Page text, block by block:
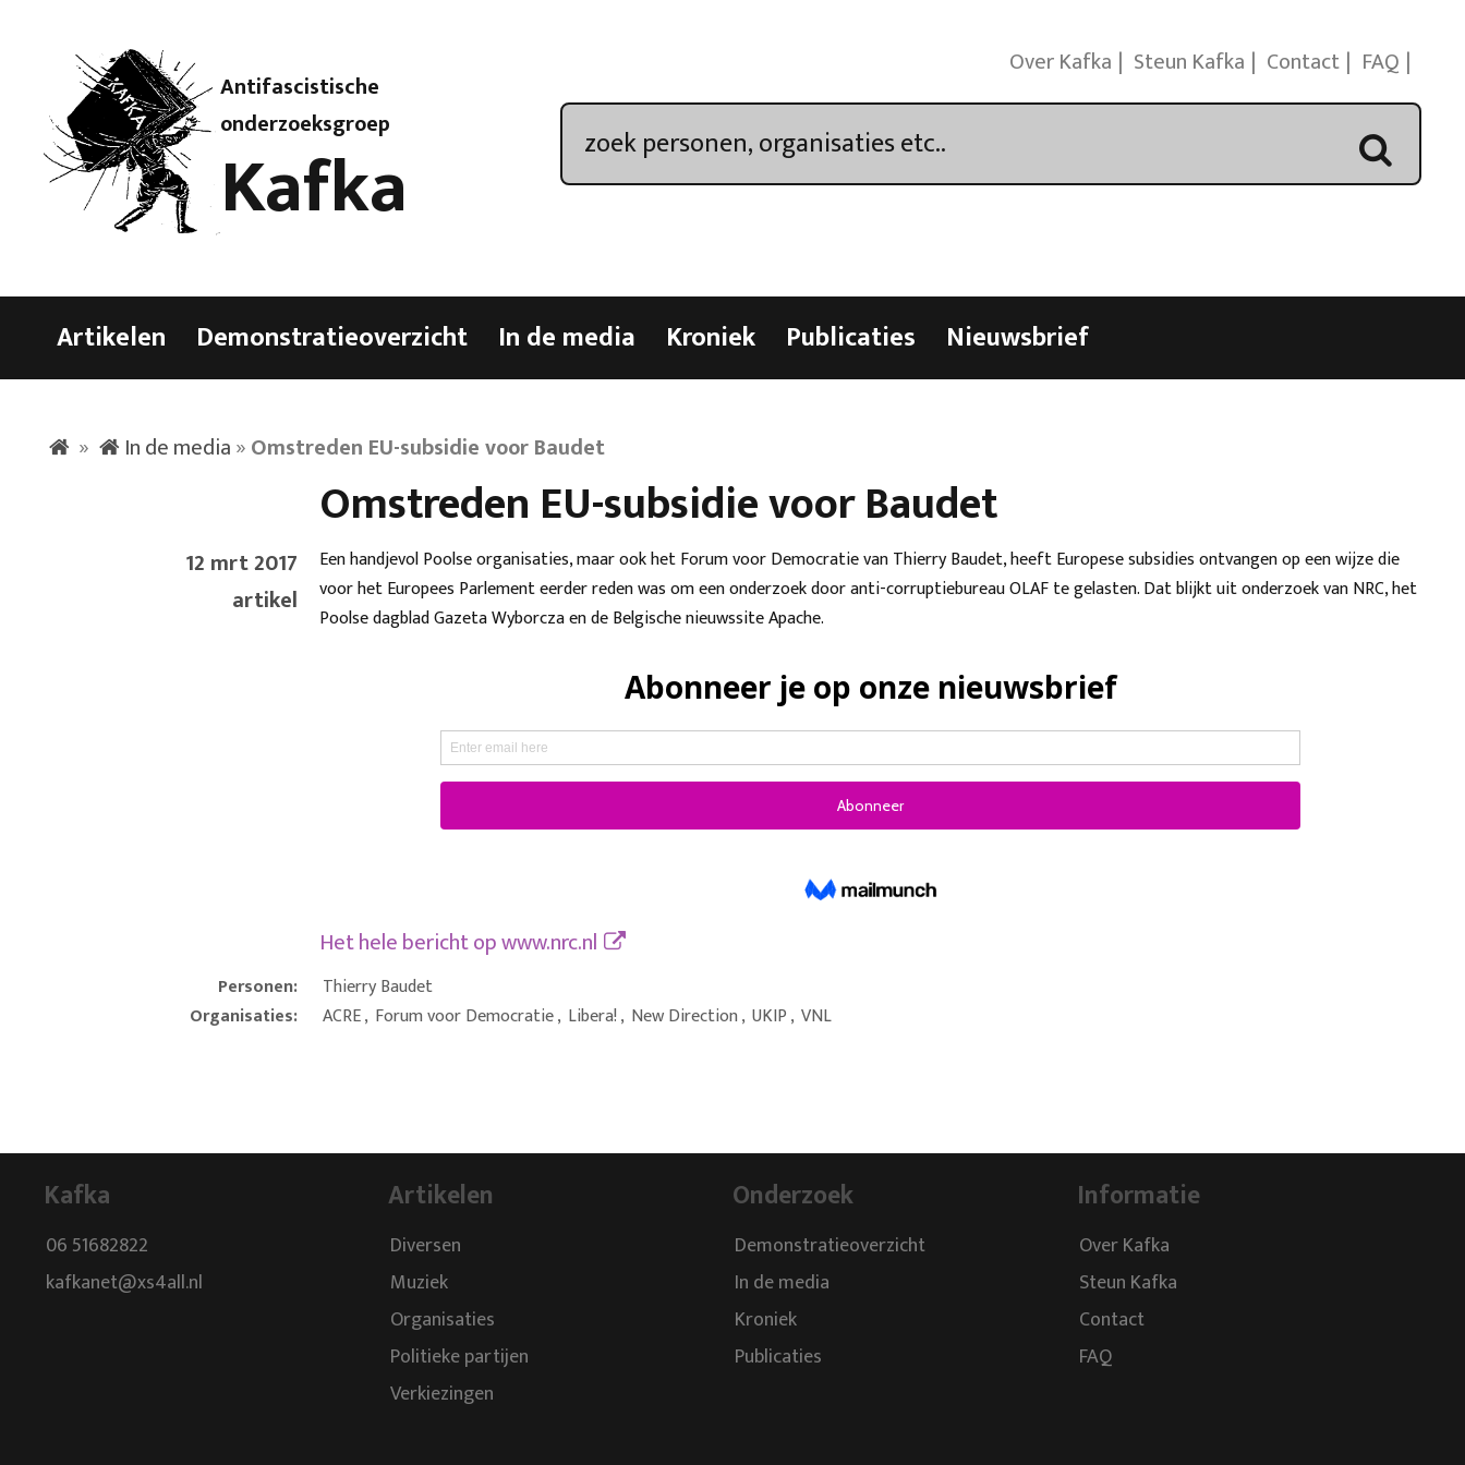
Antifascistische
onderzoeksgroep
Kafka
Over Kafka Steun Kafka Contact FAQ
Artikelen Demonstratieoverzicht In de media Kroniek Publicaties Nieuwsbrief
» In de media»Omstreden EU-subsidie voor Baudet
Omstreden EU-subsidie voor Baudet
12 mrt 2017
artikel
Een handjevol Poolse organisaties, maar ook het Forum voor Democratie van Thierry Baudet, heeft Europese subsidies ontvangen op een wijze die
voor het Europees Parlement eerder reden was om een onderzoek door anti-corruptiebureau OLAF te gelasten. Dat blijkt uit onderzoek van NRC, het
Poolse dagblad Gazeta Wyborcza en de Belgische nieuwssite Apache.
Het hele bericht opwww.nrc.nl
Personen:
Thierry Baudet
Organisaties:
ACRE, Forum voor Democratie, Libera!, New Direction, UKIP, VNL
Kafka
06 51682822
kafkanet@xs4all.nl
Artikelen
Diversen
Muziek
Organisaties
Politieke partijen
Verkiezingen
Onderzoek
Demonstratieoverzicht
In de media
Kroniek
Publicaties
Informatie
Over Kafka
Steun Kafka
Contact
FAQ